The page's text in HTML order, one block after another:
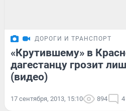
ДОРОГИ И ТРАНСПОРТ
«Крутившему» в
дагестанцу грозит
(видео)
17 сентября, 2013, 15:10 894 4